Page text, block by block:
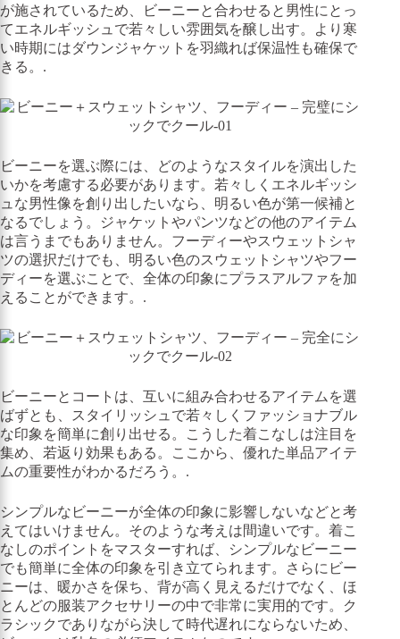
が施されているため、ビーニーと合わせると男性にとっ
てエネルギッシュで若々しい雰囲気を醸し出す。より寒
い時期にはダウンジャケットを羽織れば保温性も確保で
きる。.
ビーニーを選ぶ際には、どのようなスタイルを演出した
いかを考慮する必要があります。若々しくエネルギッシ
ュな男性像を創り出したいなら、明るい色が第一候補と
なるでしょう。ジャケットやパンツなどの他のアイテム
は言うまでもありません。フーディーやスウェットシャ
ツの選択だけでも、明るい色のスウェットシャツやフー
ディーを選ぶことで、全体の印象にプラスアルファを加
えることができます。.
ビーニーとコートは、互いに組み合わせるアイテムを選
ばずとも、スタイリッシュで若々しくファッショナブル
な印象を簡単に創り出せる。こうした着こなしは注目を
集め、若返り効果もある。ここから、優れた単品アイテ
ムの重要性がわかるだろう。.
シンプルなビーニーが全体の印象に影響しないなどと考
えてはいけません。そのような考えは間違いです。着こ
なしのポイントをマスターすれば、シンプルなビーニー
でも簡単に全体の印象を引き立てられます。さらにビー
ニーは、暖かさを保ち、背が高く見えるだけでなく、ほ
とんどの服装アクセサリーの中で非常に実用的です。ク
ラシックでありながら決して時代遅れにならないため、